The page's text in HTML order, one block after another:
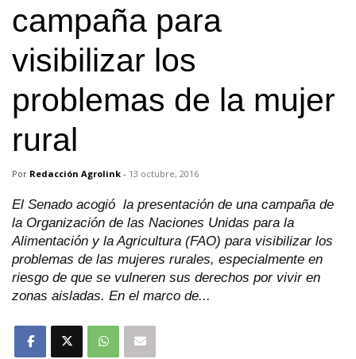
campaña para
visibilizar los
problemas de la mujer
rural
Por Redacción Agrolink - 13 octubre, 2016
El Senado acogió la presentación de una campaña de
la Organización de las Naciones Unidas para la
Alimentación y la Agricultura (FAO) para visibilizar los
problemas de las mujeres rurales, especialmente en
riesgo de que se vulneren sus derechos por vivir en
zonas aisladas. En el marco de...